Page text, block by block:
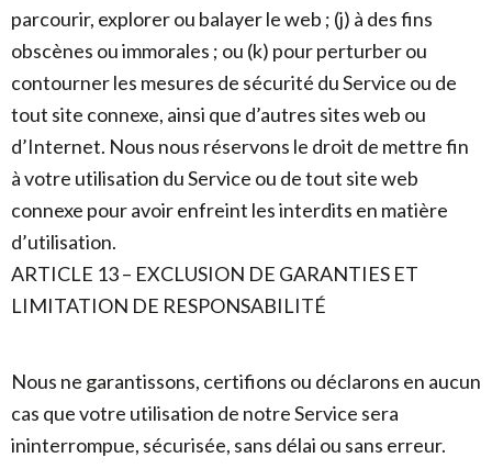
parcourir, explorer ou balayer le web ; (j) à des fins
obscènes ou immorales ; ou (k) pour perturber ou
contourner les mesures de sécurité du Service ou de
tout site connexe, ainsi que d’autres sites web ou
d’Internet. Nous nous réservons le droit de mettre fin
à votre utilisation du Service ou de tout site web
connexe pour avoir enfreint les interdits en matière
d’utilisation.
ARTICLE 13 – EXCLUSION DE GARANTIES ET
LIMITATION DE RESPONSABILITÉ
Nous ne garantissons, certifions ou déclarons en aucun
cas que votre utilisation de notre Service sera
ininterrompue, sécurisée, sans délai ou sans erreur.